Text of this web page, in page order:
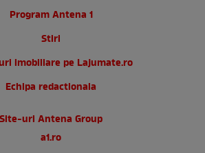
Program Antena 1
Stiri
imobiliare pe Lajumate.ro
Echipa redactionala
Site-uri Antena Group
a1.ro